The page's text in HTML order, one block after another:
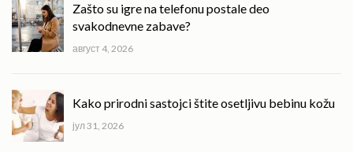
Zašto su igre na telefonu postale deo
svakodnevne zabave?
август 4, 2026
Kako prirodni sastojci štite osetljivu bebinu kožu
јул 31, 2026